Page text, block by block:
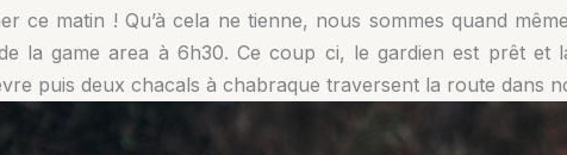
ce matin ! Qu’à cela ne tienne, nous sommes quand
la game area à 6h30. Ce coup ci, le gardien est prêt et
puis deux chacals à chabraque traversent la route dans